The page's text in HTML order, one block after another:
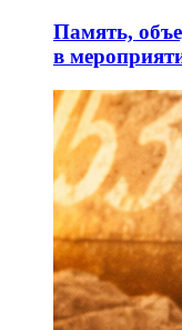
Память,
в